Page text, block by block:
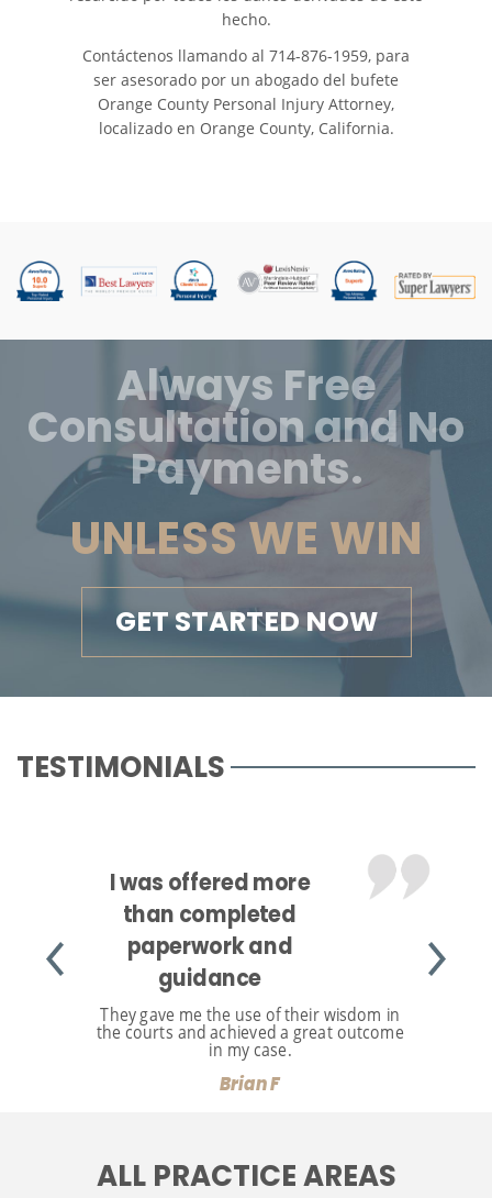
hecho.
Contáctenos llamando al 714-876-1959, para
ser asesorado por un abogado del bufete
Orange County Personal Injury Attorney,
localizado en Orange County, California.
Always Free
Consultation and No
Payments.
UNLESS WE WIN
GET STARTED NOW
TESTIMONIALS
I was offered more
than completed
paperwork and
guidance
They gave me the use of their wisdom in
the courts and achieved a great outcome
in my case.
Brian F
ALL PRACTICE AREAS